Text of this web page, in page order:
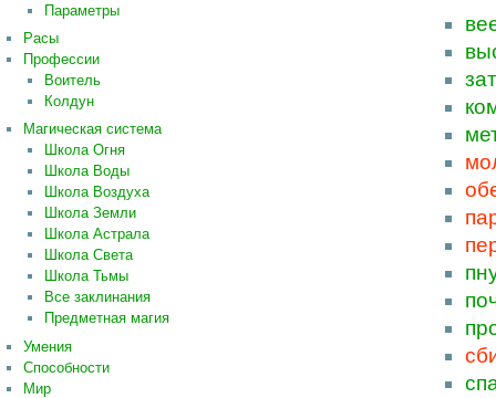
Параметры
Расы
Профессии
Воитель
Колдун
Магическая система
Школа Огня
Школа Воды
Школа Воздуха
Школа Земли
Школа Астрала
Школа Света
Школа Тьмы
Все заклинания
Предметная магия
Умения
Способности
Мир